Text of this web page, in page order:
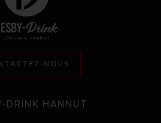
NOUS
DRINK HANNUT